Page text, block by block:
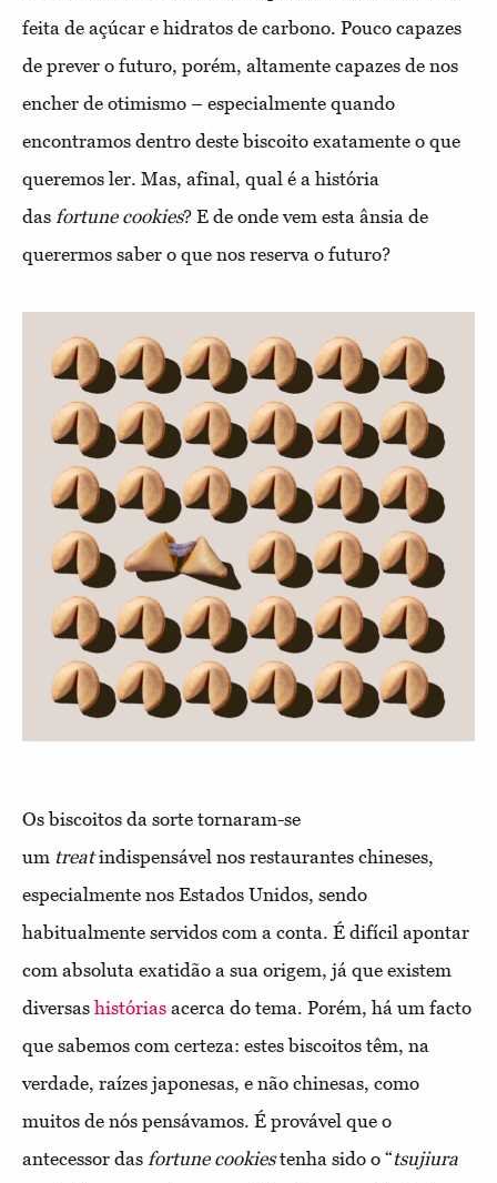
feita de açúcar e hidratos de carbono. Pouco capazes
de prever o futuro, porém, altamente capazes de nos
encher de otimismo – especialmente quando
encontramos dentro deste biscoito exatamente o que
queremos ler. Mas, afinal, qual é a história
das fortune cookies? E de onde vem esta ânsia de
querermos saber o que nos reserva o futuro?
Os biscoitos da sorte tornaram-se
um treatindispensável nos restaurantes chineses,
especialmente nos Estados Unidos, sendo
habitualmente servidos com a conta. É difícil apontar
com absoluta exatidão a sua origem, já que existem
diversas histórias acerca do tema. Porém, há um facto
que sabemos com certeza: estes biscoitos têm, na
verdade, raízes japonesas, e não chinesas, como
muitos de nós pensávamos. É provável que o
antecessor das fortune cookiestenha sido o “tsujiura